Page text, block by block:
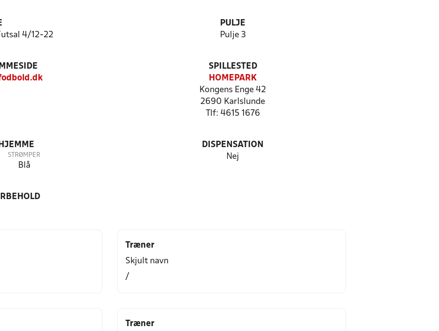
4/12-22
PULJE
Pulje 3
SPILLESTED
HOMEPARK
Kongens Enge 42
2690 Karlslunde
Tlf: 4615 1676
STRØMPER
Blå
DISPENSATION
Nej
Træner
Skjult navn
/
Træner